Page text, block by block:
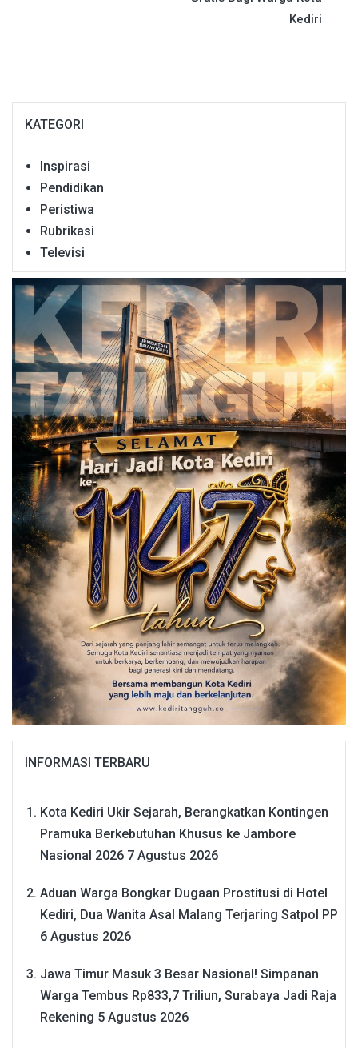
Kediri
KATEGORI
Inspirasi
Pendidikan
Peristiwa
Rubrikasi
Televisi
INFORMASI TERBARU
Kota Kediri Ukir Sejarah, Berangkatkan Kontingen
Pramuka Berkebutuhan Khusus ke Jambore
Nasional 2026 7 Agustus 2026
Aduan Warga Bongkar Dugaan Prostitusi di Hotel
Kediri, Dua Wanita Asal Malang Terjaring Satpol PP
6 Agustus 2026
Jawa Timur Masuk 3 Besar Nasional! Simpanan
Warga Tembus Rp833,7 Triliun, Surabaya Jadi Raja
Rekening 5 Agustus 2026